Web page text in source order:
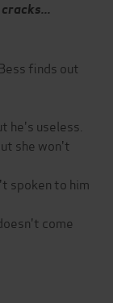
finds out
he's useless.
she won't
spoken to him
come